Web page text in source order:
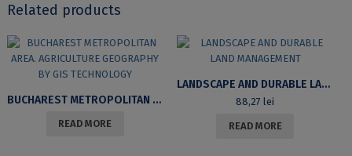
Related products
BUCHAREST METROPOLITAN AREA. AGRICULTURE GEOGRAPHY BY GIS TECHNOLOGY
READ MORE
LANDSCAPE AND DURABLE LAND MANAGEMENT
88,27lei
READ MORE